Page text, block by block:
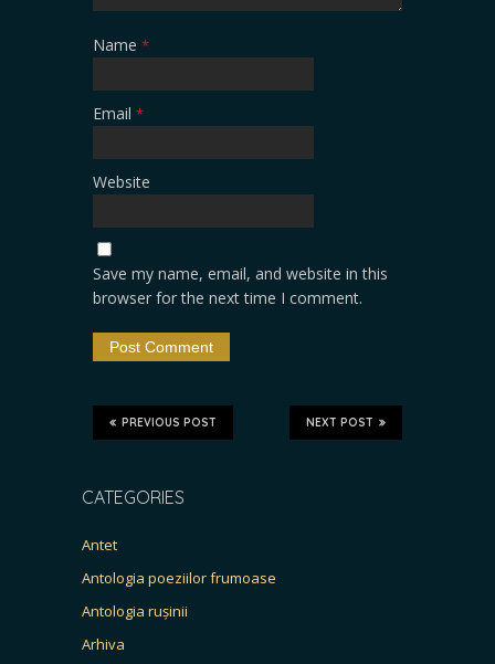
Name *
Email *
Website
Save my name, email, and website in this
browser for the next time I comment.
NEXT POST
PREVIOUS POST
CATEGORIES
Antet
Antologia poeziilor frumoase
Antologia rușinii
Arhiva